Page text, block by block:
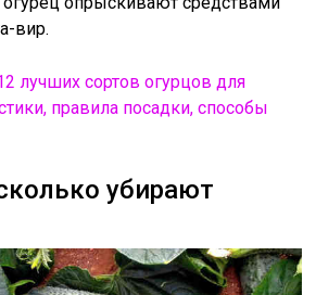
вир.
лучших сортов огурцов для
правила посадки, способы
убирают